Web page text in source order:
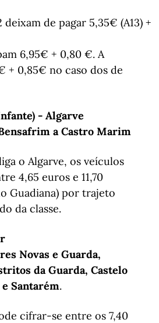
de pagar 5,35€ (A13) +
6,95€ + 0,80 €. A
+ 0,85€ no caso dos de
- Algarve
a Castro Marim
o Algarve, os veículos
4,65 euros e 11,70
Guadiana) por trajeto
da classe.
Novas e Guarda,
da Guarda, Castelo
Santarém.
cifrar-se entre os 7,40